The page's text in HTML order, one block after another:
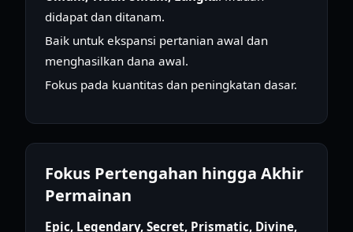
didapat dan ditanam.
Baik untuk ekspansi pertanian awal dan
menghasilkan dana awal.
Fokus pada kuantitas dan peningkatan dasar.
Fokus Pertengahan hingga Akhir
Permainan
Epic, Legendary, Secret, Prismatic, Divine,